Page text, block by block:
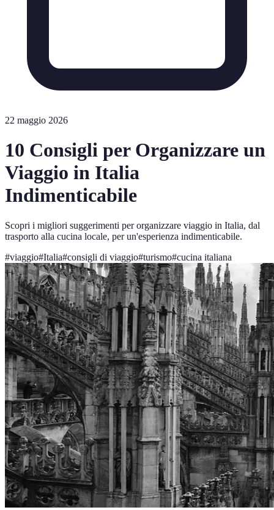
22 maggio 2026
10 Consigli per Organizzare un
Viaggio in Italia
Indimenticabile
Scopri i migliori suggerimenti per organizzare viaggio in Italia, dal
trasporto alla cucina locale, per un'esperienza indimenticabile.
#viaggio#Italia#consigli di viaggio#turismo#cucina italiana